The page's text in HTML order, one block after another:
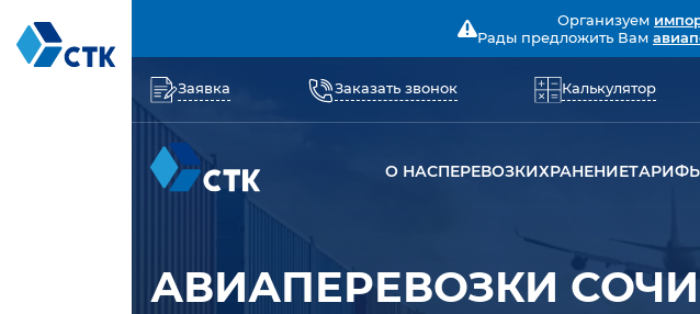
Организуем
Рады предложить Вам
Заявка Заказать звонок Калькулятор
О НАСПЕРЕВОЗКИХРАНЕНИЕ
АВИАПЕРЕВОЗКИ